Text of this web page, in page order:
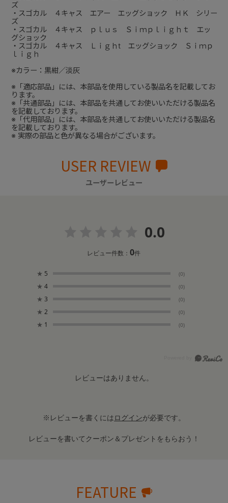
ズ
・スゴカル ４キャス エアー エッグショック ＨＫ シリー
ズ
・スゴカル ４キャス ｐｌｕｓ Ｓｉｍｐｌｉｇｈｔ エッ
グショック
・スゴカル ４キャス Ｌｉｇｈt エッグショック Ｓｉｍｐ
ｌｉｇｈ
※カラー：黒紺／淡灰
※「適応部品」には、本部品を使用している製品名を記載してお
ります。
※「共通部品」には、本部品を共通してお使いいただける製品名
を記載しております。
※「代用部品」には、本部品を共通してお使いいただける製品名
を記載しております。
※ 実際の部品と色が異なる場合がございます。
USER REVIEW
ユーザーレビュー
0.0
レビュー件数：0件
★ 5 (0)
★ 4 (0)
★ 3 (0)
★ 2 (0)
★ 1 (0)
レビューはありません。
※レビューを書くにはログインが必要です。
レビューを書いてクーポン＆プレゼントをもらおう！
FEATURE